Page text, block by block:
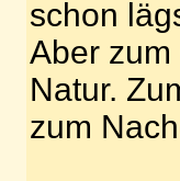
schon
Aber
Natur.
zum